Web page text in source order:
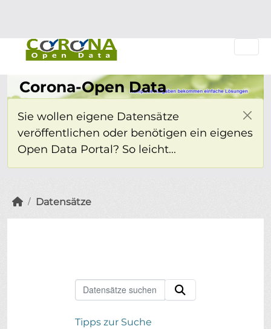
Corona-Open Data
Sie wollen eigene Datensätze
veröffentlichen oder benötigen ein eigenes
Open Data Portal? So leicht...
Datensätze
Tipps zur Suche